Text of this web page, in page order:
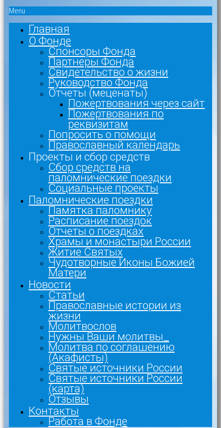
Menu
Главная
О Фонде
Спонсоры Фонда
Партнеры Фонда
Свидетельство о жизни
Руководство Фонда
Отчеты (меценаты)
Пожертвования через сайт
Пожертвования по
реквизитам
Попросить о помощи
Православный календарь
Проекты и сбор средств
Сбор средств на
паломнические поездки
Социальные проекты
Паломнические поездки
Памятка паломнику
Расписание поездок
Отчеты о поездках
Храмы и монастыри России
Житие Святых
Чудотворные Иконы Божией
Матери
Новости
Статьи
Православные истории из
жизни
Молитвослов
Нужны Ваши молитвы_
Молитва по соглашению
(Акафисты)
Святые источники России
Святые источники России
(карта)
Отзывы
Контакты
Работа в Фонде